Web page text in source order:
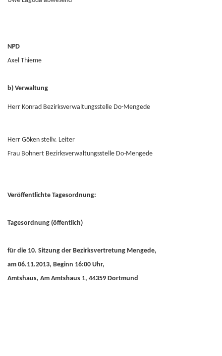
NPD
Axel Thieme
b) Verwaltung
Herr Konrad Bezirksverwaltungsstelle Do-Mengede
Herr Göken stellv. Leiter
Frau Bohnert Bezirksverwaltungsstelle Do-Mengede
Veröffentlichte Tagesordnung:
Tagesordnung (öffentlich)
für die 10. Sitzung der Bezirksvertretung Mengede,
am 06.11.2013, Beginn 16:00 Uhr,
Amtshaus, Am Amtshaus 1, 44359 Dortmund